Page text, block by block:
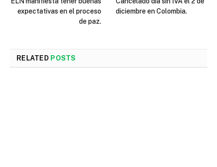
expectativas en el proceso
de paz.
diciembre en Colombia.
RELATED POSTS